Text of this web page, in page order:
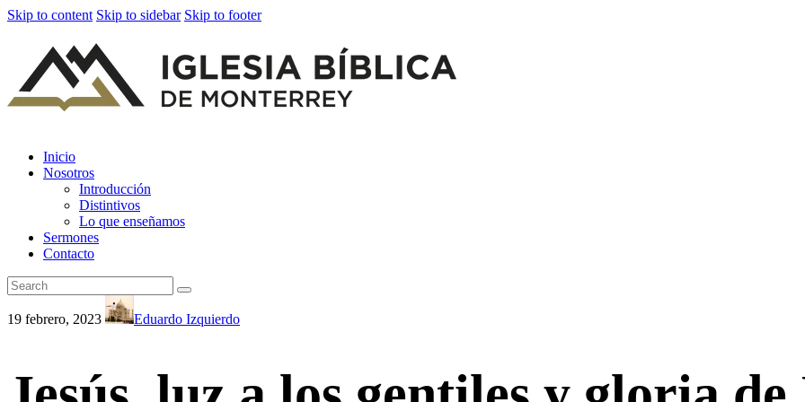
Skip to content Skip to sidebar Skip to footer
Inicio
Nosotros
Introducción
Distintivos
Lo que enseñamos
Sermones
Contacto
19 febrero, 2023 Eduardo Izquierdo